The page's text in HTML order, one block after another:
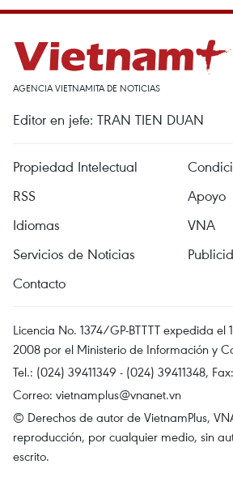
AGENCIA VIETNAMITA DE NOTICIAS
Editor en jefe: TRAN TIEN DUAN
Propiedad Intelectual
RSS
Apoyo
Idiomas
VNA
Servicios de Noticias
Contacto
Licencia No. 1374/GP-BTTTT expedida el
2008 por el Ministerio de Información y
Tel.: (024) 39411349 - (024) 39411348,
Correo: vietnamplus@vnanet.vn
© Derechos de autor de VietnamPlus,
reproducción, por cualquier medio, sin
escrito.